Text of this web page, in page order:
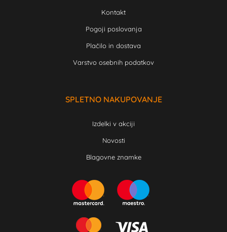
Kontakt
Pogoji poslovanja
Plačilo in dostava
Varstvo osebnih podatkov
SPLETNO NAKUPOVANJE
Izdelki v akciji
Novosti
Blagovne znamke